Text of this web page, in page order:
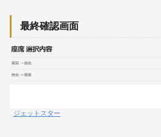
最終確認画面
ジェットスター